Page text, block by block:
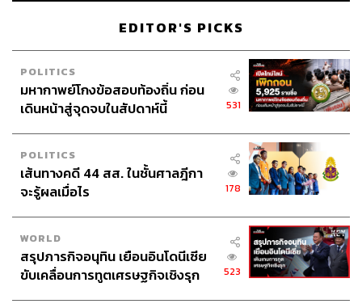
EDITOR'S PICKS
POLITICS
มหากาพย์โกงข้อสอบท้องถิ่น ก่อน
เดินหน้าสู่จุดจบในสัปดาห์นี้
531
POLITICS
เส้นทางคดี 44 สส. ในชั้นศาลฎีกา
จะรู้ผลเมื่อไร
178
WORLD
สรุปภารกิจอนุทิน เยือนอินโดนีเซีย
ขับเคลื่อนการทูตเศรษฐกิจเชิงรุก
523